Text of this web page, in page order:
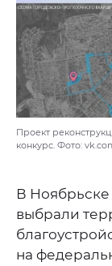
Проект
конкурс. Фото:
В
выбрали
на